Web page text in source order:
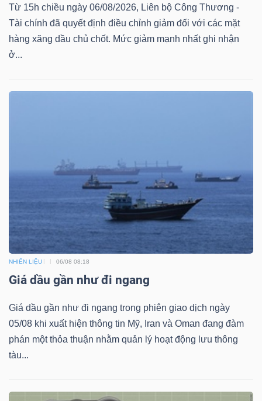
Từ 15h chiều ngày 06/08/2026, Liên bộ Công Thương -
Tài chính đã quyết định điều chỉnh giảm đối với các mặt
hàng xăng dầu chủ chốt. Mức giảm mạnh nhất ghi nhận
ở...
NHIÊN LIỆU 06/08 08:18
Giá dầu gần như đi ngang
Giá dầu gần như đi ngang trong phiên giao dịch ngày
05/08 khi xuất hiện thông tin Mỹ, Iran và Oman đang đàm
phán một thỏa thuận nhằm quản lý hoạt động lưu thông
tàu...
Lãnh
đạo
(-)
Bài
tác
giả
(-)
cáo
phân
tích
(-)